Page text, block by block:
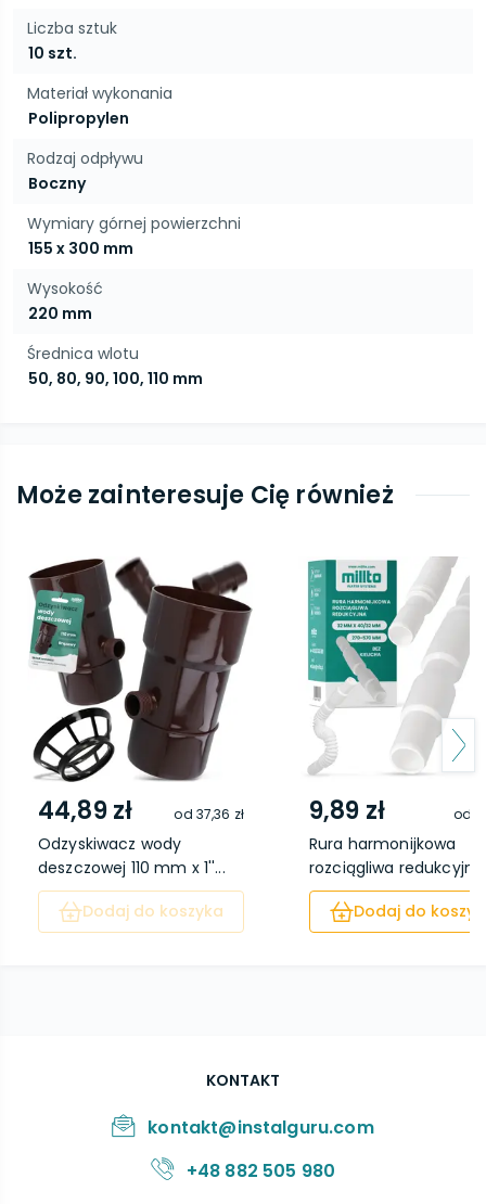
Liczba sztuk
10 szt.
Materiał wykonania
Polipropylen
Rodzaj odpływu
Boczny
Wymiary górnej powierzchni
155 x 300 mm
Wysokość
220 mm
Średnica wlotu
50, 80, 90, 100, 110 mm
Może zainteresuje Cię również
44,89 zł od 37,36 zł
Odzyskiwacz wody
deszczowej 110 mm x 1''...
Dodaj do koszyka
9,89 zł od
Rura harmonijkowa
rozciągliwa
Dodaj do
KONTAKT
kontakt@instalguru.com
+48 882 505 980